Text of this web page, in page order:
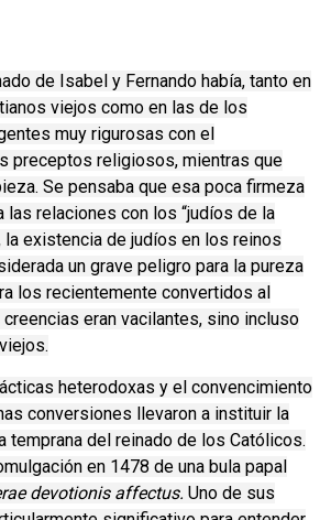
de Isabel y Fernando había, tanto en
viejos como en las de los
muy rigurosas con el
preceptos religiosos, mientras que
Se pensaba que esa poca firmeza
las relaciones con los “judíos de la
la existencia de judíos en los reinos
un grave peligro para la pureza
los recientemente convertidos al
eran vacilantes, sino incluso
heterodoxas y el convencimiento
conversiones llevaron a instituir la
temprana del reinado de los Católicos.
en 1478 de una bula papal
devotionis affectus. Uno de sus